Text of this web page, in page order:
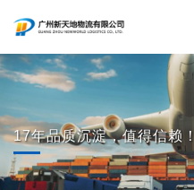
17年品质沉淀，值得信赖！